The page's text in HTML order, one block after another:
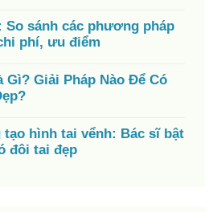
So sánh các phương pháp
phí, ưu điểm
Gì? Giải Pháp Nào Để Có
hình tai vểnh: Bác sĩ bật
đôi tai đẹp